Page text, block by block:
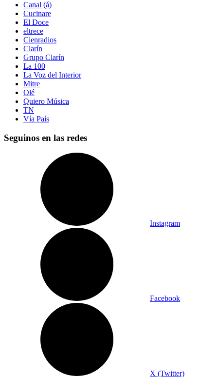
Canal (á)
Cucinare
El Doce
eltrece
Cienradios
Clarín
Grupo Clarín
La 100
La Voz del Interior
Mitre
Olé
Quiero Música
TN
Vía País
Seguinos en las redes
Instagram
Facebook
X (Twitter)